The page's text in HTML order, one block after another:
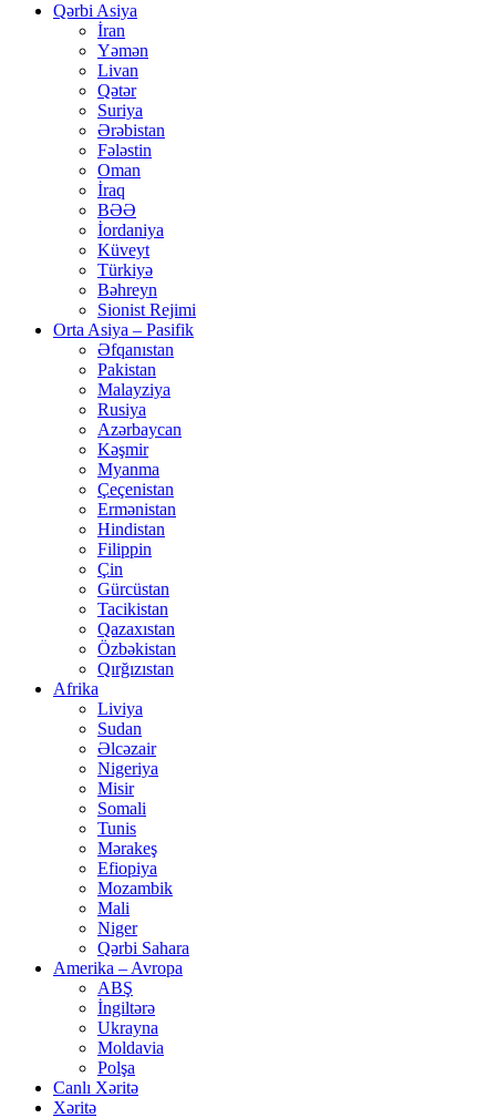
Qərbi Asiya
İran
Yəmən
Livan
Qətər
Suriya
Ərəbistan
Fələstin
Oman
İraq
BƏƏ
İordaniya
Küveyt
Türkiyə
Bəhreyn
Sionist Rejimi
Orta Asiya – Pasifik
Əfqanıstan
Pakistan
Malayziya
Rusiya
Azərbaycan
Kəşmir
Myanma
Çeçenistan
Ermənistan
Hindistan
Filippin
Çin
Gürcüstan
Tacikistan
Qazaxıstan
Özbəkistan
Qırğızıstan
Afrika
Liviya
Sudan
Əlcəzair
Nigeriya
Misir
Somali
Tunis
Mərakeş
Efiopiya
Mozambik
Mali
Niger
Qərbi Sahara
Amerika – Avropa
ABŞ
İngiltərə
Ukrayna
Moldavia
Polşa
Canlı Xəritə
Xəritə